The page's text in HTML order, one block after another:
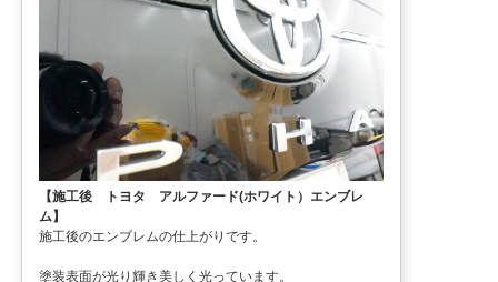
【施工後 トヨタ アルファード(ホワイト）エンブレ
ム】
施工後のエンブレムの仕上がりです。
塗装表面が光り輝き美しく光っています。